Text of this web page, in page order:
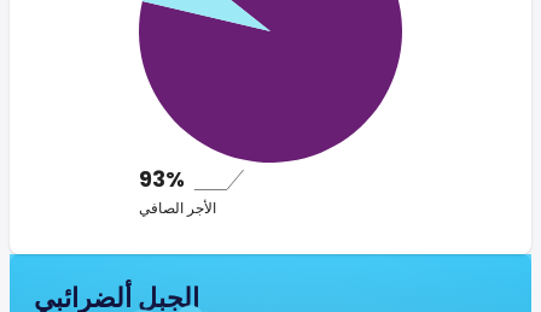
93%
الأجر الصافي
الجبل ألضرائبي